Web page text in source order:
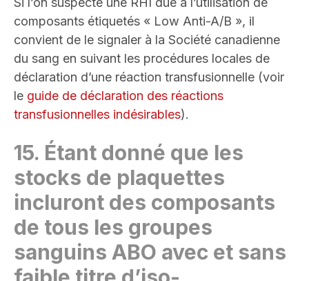
composants étiquetés « Low Anti-A/B », il
convient de le signaler à la Société canadienne
du sang en suivant les procédures locales de
déclaration d’une réaction transfusionnelle (voir
le guide de déclaration des réactions
transfusionnelles indésirables).
15. Étant donné que les
stocks de plaquettes
incluront des composants
de tous les groupes
sanguins ABO avec et sans